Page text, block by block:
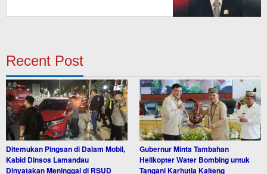
Recent Post
Ditemukan Pingsan di Dalam Mobil,
Kabid Dinsos Lamandau
Dinyatakan Meninggal di RSUD
Gubernur Minta Tambahan
Helikopter Water Bombing untuk
Tangani Karhutla Kalteng